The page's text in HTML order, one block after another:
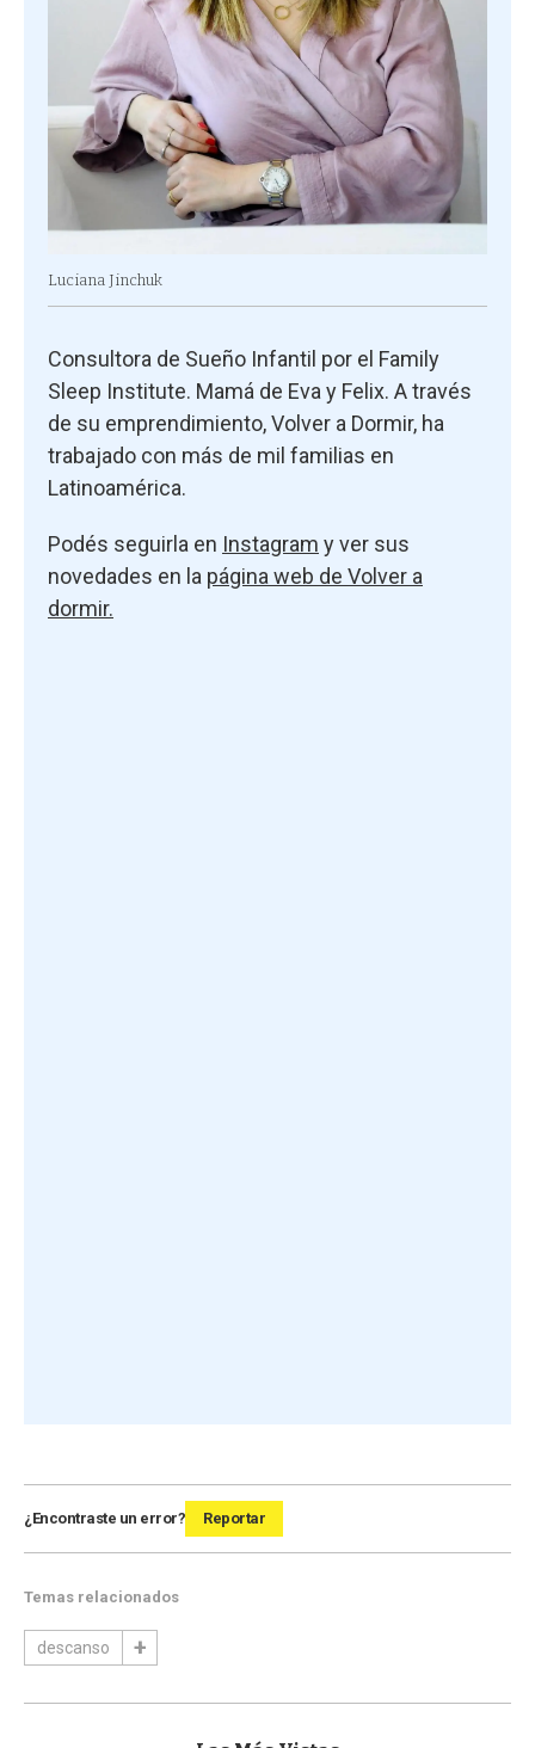
Luciana Jinchuk
Consultora de Sueño Infantil por el Family
Sleep Institute. Mamá de Eva y Felix. A través
de su emprendimiento, Volver a Dormir, ha
trabajado con más de mil familias en
Latinoamérica.
Podés seguirla en Instagram y ver sus
novedades en la página web de Volver a
dormir.
¿Encontraste un error? Reportar
Temas relacionados
descanso